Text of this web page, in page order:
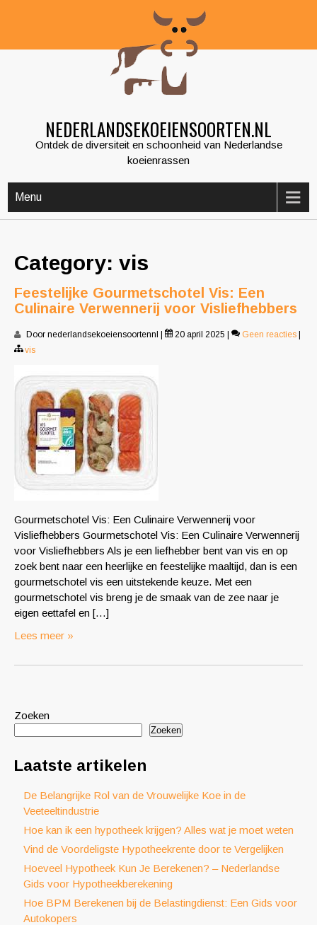
NEDERLANDSEKOEIENSOORTEN.NL
Ontdek de diversiteit en schoonheid van Nederlandse
koeienrassen
Menu
Category: vis
Feestelijke Gourmetschotel Vis: Een
Culinaire Verwennerij voor Visliefhebbers
Door nederlandsekoeiensoortennl 20 april 2025 Geen reacties
vis
Gourmetschotel Vis: Een Culinaire Verwennerij voor
Visliefhebbers Gourmetschotel Vis: Een Culinaire Verwennerij
voor Visliefhebbers Als je een liefhebber bent van vis en op
zoek bent naar een heerlijke en feestelijke maaltijd, dan is een
gourmetschotel vis een uitstekende keuze. Met een
gourmetschotel vis breng je de smaak van de zee naar je
eigen eettafel en […]
Lees meer »
Zoeken
Zoeken
Laatste artikelen
De Belangrijke Rol van de Vrouwelijke Koe in de
Veeteeltindustrie
Hoe kan ik een hypotheek krijgen? Alles wat je moet weten
Vind de Voordeligste Hypotheekrente door te Vergelijken
Hoeveel Hypotheek Kun Je Berekenen? – Nederlandse
Gids voor Hypotheekberekening
Hoe BPM Berekenen bij de Belastingdienst: Een Gids voor
Autokopers